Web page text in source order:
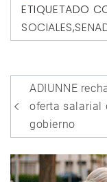
ETIQUETADO
SOCIALES,
de
ADIUNNE
oferta salarial
gobierno